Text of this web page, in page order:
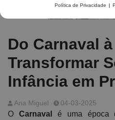
Política de Privacidade |
Do Carnaval
Transformar
Infância em
Ana Miguel 04-03-2025
O Carnaval é uma época